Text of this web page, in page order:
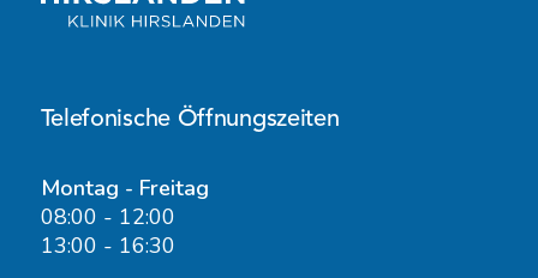
Telefonische Öffnungszeiten
Montag - Freitag
08:00 - 12:00
13:00 - 16:30